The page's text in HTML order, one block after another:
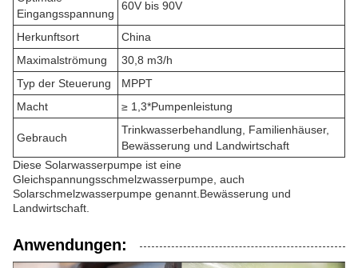
Eingangsspannung
60V bis 90V
Herkunftsort
China
Maximalströmung
30,8 m3/h
Typ der Steuerung
MPPT
Macht
≥ 1,3*Pumpenleistung
Gebrauch
Trinkwasserbehandlung, Familienhäuser,
Bewässerung und Landwirtschaft
Diese Solarwasserpumpe ist eine
Gleichspannungsschmelzwasserpumpe, auch
Solarschmelzwasserpumpe genannt.Bewässerung und
Landwirtschaft.
Anwendungen: